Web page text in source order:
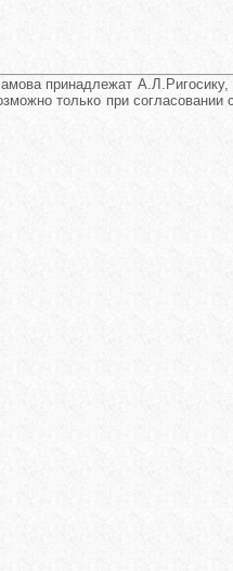
принадлежат
только при согласовании